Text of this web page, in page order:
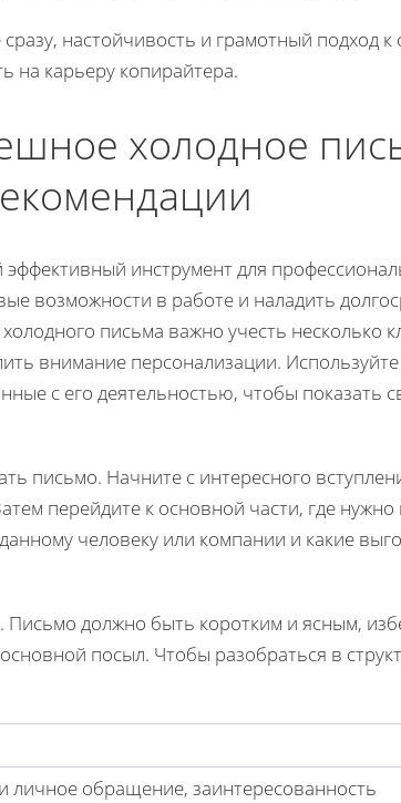
настойчивость и грамотный подход
на карьеру копирайтера.
холодное
инструмент для
возможности в работе и наладить
письма важно учесть несколько
внимание персонализации.
с его деятельностью, чтобы показать
письмо. Начните с интересного
перейдите к основной части, где нужно
человеку или компании и какие
Письмо должно быть коротким и ясным,
посыл. Чтобы разобраться в
личное обращение, заинтересованность